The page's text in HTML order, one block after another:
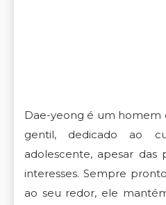
Dae-yeong é um homem
gentil, dedicado ao
adolescente, apesar das
interesses. Sempre
ao seu redor, ele